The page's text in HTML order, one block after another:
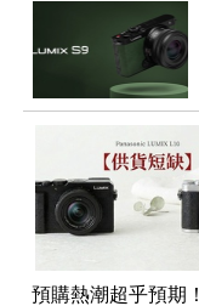
預購熱潮超乎預期！